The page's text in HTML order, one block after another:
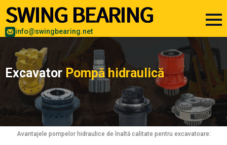
info@swingbearing.net
ExcavatorPompă hidraulică
Avantajele pompelor hidraulice de înaltă calitate pentru excavatoare: